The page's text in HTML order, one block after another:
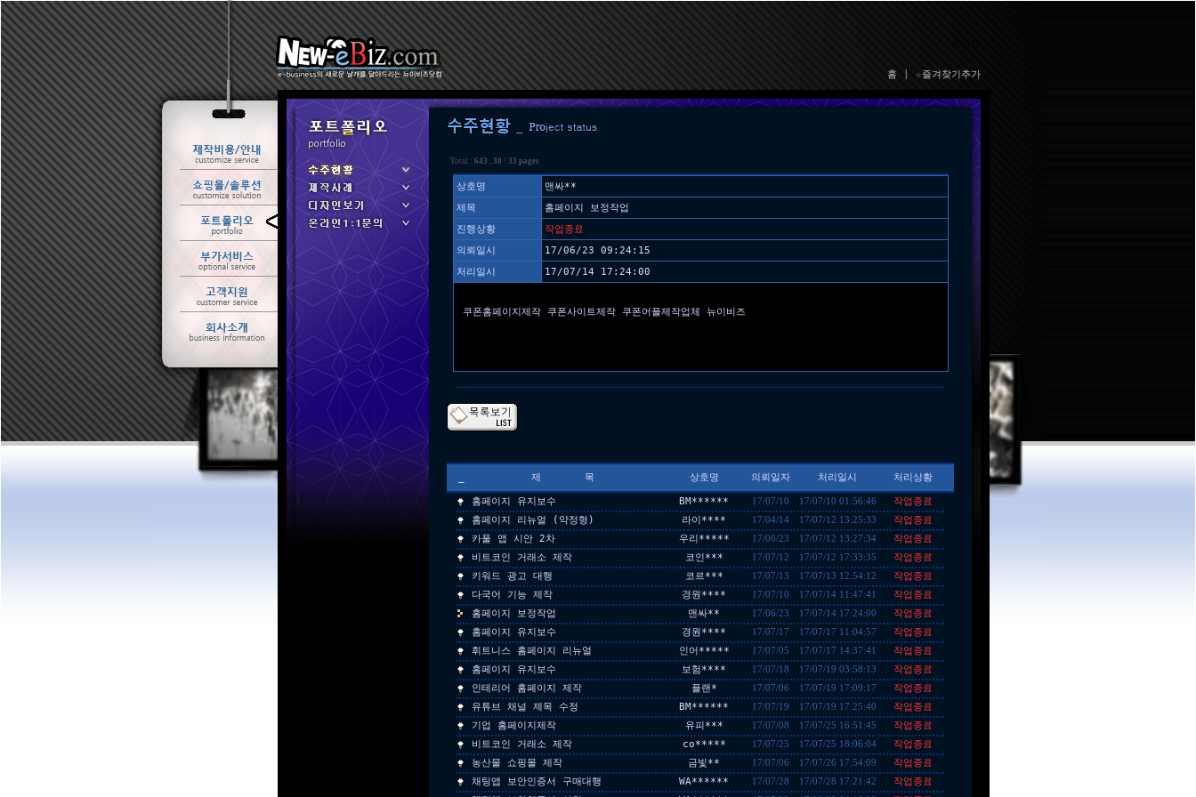
Total : 643 , 30 / 33 pages
상호명
맨싸**
제목
홈페이지 보정작업
진행상황
작업종료
의뢰일시
17/06/23 09:24:15
처리일시
17/07/14 17:24:00
쿠폰홈페이지제작 쿠폰사이트제작 쿠폰어플제작업체 뉴이비즈
제 목 상호명 의뢰일자 처리일시 처리상황
홈페이지 유지보수 BM****** 17/07/10 17/07/10 01:56:46
작업종료
홈페이지 리뉴얼 (약정형)
라이**** 17/04/14 17/07/12 13:25:33
작업종료
카풀 앱 시안 2차
우리***** 17/06/23 17/07/12 13:27:34
작업종료
비트코인 거래소 제작
코인*** 17/07/12 17/07/12 17:33:35
작업종료
키워드 광고 대행
코르*** 17/07/13 17/07/13 12:54:12
작업종료
다국어 기능 제작
경원**** 17/07/10 17/07/14 11:47:41
작업종료
홈페이지 보정작업
맨싸** 17/06/23 17/07/14 17:24:00
작업종료
홈페이지 유지보수
경원**** 17/07/17 17/07/17 11:04:57
작업종료
휘트니스 홈페이지 리뉴얼
인어***** 17/07/05 17/07/17 14:37:41
작업종료
홈페이지 유지보수
보험**** 17/07/18 17/07/19 03:58:13
작업종료
인테리어 홈페이지 제작
플랜* 17/07/06 17/07/19 17:09:17
작업종료
유튜브 채널 제목 수정
BM****** 17/07/19 17/07/19 17:25:40
작업종료
기업 홈페이지제작
유피*** 17/07/08 17/07/25 16:51:45
작업종료
비트코인 거래소 제작
co***** 17/07/25 17/07/25 18:06:04
작업종료
농산물 쇼핑몰 제작
금빛** 17/07/06 17/07/26 17:54:09
작업종료
채팅앱 보안인증서 구매대행
WA****** 17/07/28 17/07/28 17:21:42
작업종료
홈 ☆즐겨찾기추가
ㆍ 수주현황
ㆍ 제작사례